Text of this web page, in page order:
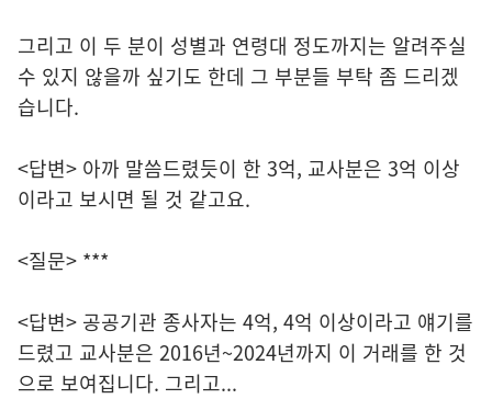
그리고 이 두 분이 성별과 연령대 정도까지는 알려주실
수 있지 않을까 싶기도 한데 그 부분들 부탁 좀 드리겠
습니다.
<답변> 아까 말씀드렸듯이 한 3억, 교사분은 3억 이상
이라고 보시면 될 것 같고요.
<질문> ***
<답변> 공공기관 종사자는 4억, 4억 이상이라고 얘기를
드렸고 교사분은 2016년~2024년까지 이 거래를 한 것
으로 보여집니다. 그리고...